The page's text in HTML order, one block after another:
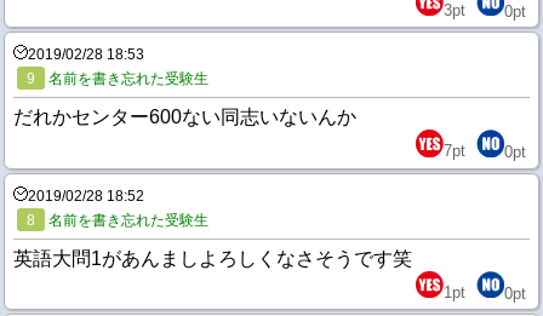
3pt 0pt
2019/02/28 18:53
9
名前を書き忘れた受験生
だれかセンター600ない同志いないんか
7pt 0pt
2019/02/28 18:52
8
名前を書き忘れた受験生
英語大問1があんましよろしくなさそうです笑
1pt 0pt